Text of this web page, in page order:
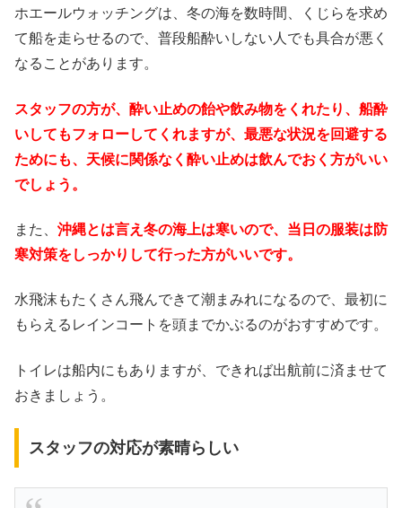
ホエールウォッチングは、冬の海を数時間、くじらを求め
て船を走らせるので、普段船酔いしない人でも具合が悪く
なることがあります。
スタッフの方が、酔い止めの飴や飲み物をくれたり、船酔
いしてもフォローしてくれますが、最悪な状況を回避する
ためにも、天候に関係なく酔い止めは飲んでおく方がいい
でしょう。
また、 沖縄とは言え冬の海上は寒いので、当日の服装は防
寒対策をしっかりして行った方がいいです。
水飛沫もたくさん飛んできて潮まみれになるので、最初に
もらえるレインコートを頭までかぶるのがおすすめです。
トイレは船内にもありますが、できれば出航前に済ませて
おきましょう。
スタッフの対応が素晴らしい